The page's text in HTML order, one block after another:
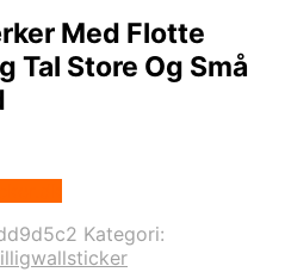
Med Flotte
Tal Store Og Små
Kategori: